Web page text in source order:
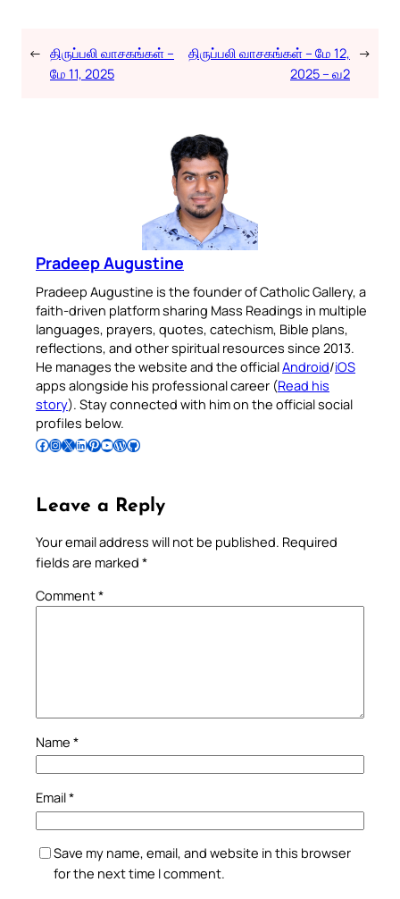
← திருப்பலி வாசகங்கள் –
மே 11, 2025
திருப்பலி வாசகங்கள் – மே 12,
2025 – வ2
→
Pradeep Augustine
Pradeep Augustine is the founder of Catholic Gallery, a
faith-driven platform sharing Mass Readings in multiple
languages, prayers, quotes, catechism, Bible plans,
reflections, and other spiritual resources since 2013.
He manages the website and the officialAndroid/iOS
apps alongside his professional career (Read his
story). Stay connected with him on the official social
profiles below.
Follow Pradeep on Facebook Follow Pradeep on InstagramFollow Pradeep on X Follow Pradeep on LinkedIn Follow Pradeep on Pinterest Subscribe to Pradeep’s Youtube Channel Follow Pradeep on WordPress Follow Pradeep on GitHub
Leave a Reply
Your email address will not be published. Required
fields are marked *
Comment*
Name *
Email*
Save my name, email, and website in this browser
for the next time I comment.